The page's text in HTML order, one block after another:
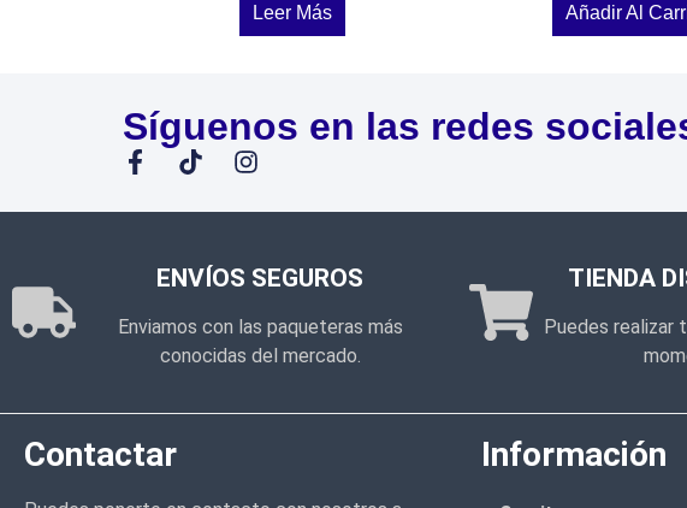
Leer Más Añadir Al
Síguenos en las redes
ENVÍOS SEGUROS
Enviamos con las paqueteras más
conocidas del mercado.
TIENDA
Puedes realizar
Contactar Información